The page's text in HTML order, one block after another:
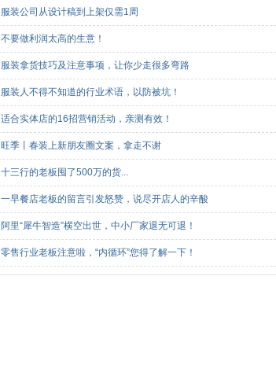
服装公司从设计稿到上架仅需1周
不要做利润太高的生意！
服装拿货技巧及注意事项，让你少走很多弯路
服装人不得不知道的行业术语，以防被坑！
适合实体店的16招营销活动，亲测有效！
旺季丨春装上新朋友圈文案，拿走不谢
十三行的老板囤了500万的货...
一早餐店老板的留言引发怒赞，说尽开店人的辛酸
阿里“犀牛智造”横空出世，中小厂家退无可退！
零售行业老板注意啦，“内循环”您得了解一下！